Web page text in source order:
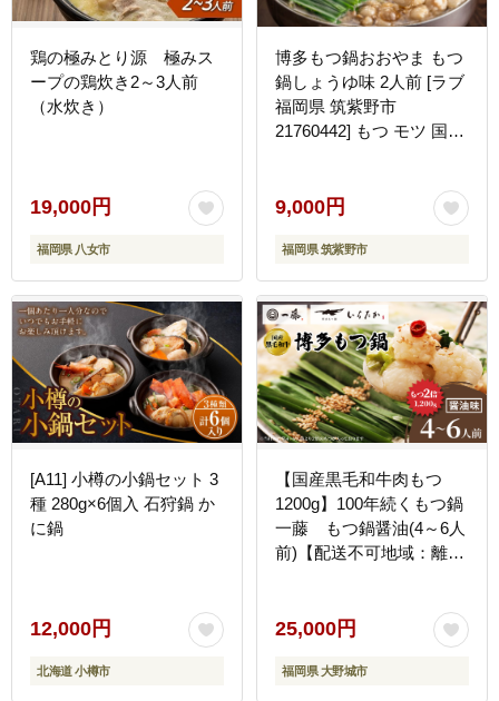
鶏の極みとり源 極みス
ープの鶏炊き2～3人前
（水炊き）
19,000円
福岡県 八女市
博多もつ鍋おおやま もつ
鍋しょうゆ味 2人前 [ラブ
福岡県 筑紫野市
21760442] もつ モツ 国産
おやま もつ鍋セット 醤油
しょうゆ もつ鍋醤油 冷凍
9,000円
福岡県 筑紫野市
[A11] 小樽の小鍋セット 3
種 280g×6個入 石狩鍋 か
に鍋
12,000円
北海道 小樽市
【国産黒毛和牛肉もつ
1200g】100年続くもつ鍋
一藤 もつ鍋醤油(4～6人
前)【配送不可地域：離
25,000円
福岡県 大野城市